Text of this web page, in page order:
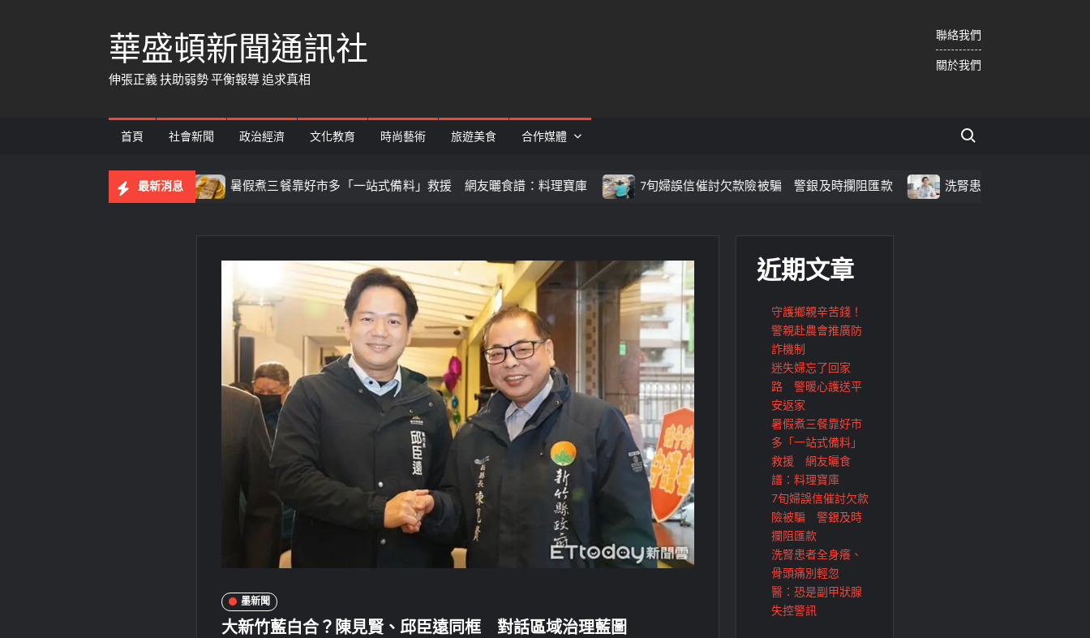
華盛頓新聞通訊社
伸張正義 扶助弱勢 平衡報導 追求真相
聯絡我們
關於我們
首頁 社會新聞 政治經濟 文化教育 時尚藝術 旅遊美食 合作媒體
Search for:
最新消息
暖心護送平安返家 暑假煮三餐靠好市多「一站式備料」救援 網友曬食譜：料理寶庫 7旬婦誤信催討欠款險被騙 警銀及時攔阻匯款 洗腎患者全身癢、骨頭痛別輕忽 醫
墨新聞
大新竹藍白合？陳見賢、邱臣遠同框 對話區域治理藍圖
近期文章
守護鄉親辛苦錢！
警親赴農會推廣防
詐機制
迷失婦忘了回家
路 警暖心護送平
安返家
暑假煮三餐靠好市
多「一站式備料」
救援 網友曬食
譜：料理寶庫
7旬婦誤信催討欠款
險被騙 警銀及時
攔阻匯款
洗腎患者全身癢、
骨頭痛別輕忽
醫：恐是副甲狀腺
失控警訊